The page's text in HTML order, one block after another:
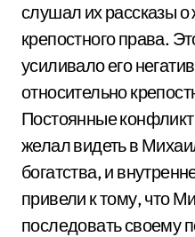
слушал их рассказы о
крепостного права.
усиливало его
относительно
Постоянные
желал видеть в
богатства, и
привели к тому, что
последовать своему